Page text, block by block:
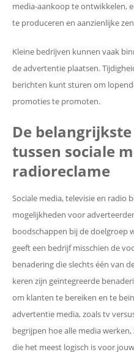
media-aankoop te ontwikkelen,
te produceren en aanzienlijke
Kleine bedrijven kunnen vaak
de advertentie plaatsen.
berichten kunt sturen om
promoties te promoten.
De
tussen sociale
radioreclame
Sociale media, televisie en radio
mogelijkheden voor
boodschappen bij de doelgroep
geeft een bedrijf misschien de
benadering die slechts één van
keren zijn geïntegreerde
om klanten te bereiken en te
advertentie media, zoals tv
begrijpen hoe alle media
die het meest logisch is voor